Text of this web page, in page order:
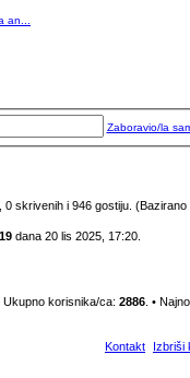
an...
Zaboravio/la
skrivenih i 946 gostiju.
dana 20 lis 2025, 17:20.
• Ukupno korisnika/ca: 2886 . •
Izbriši
Kontakt